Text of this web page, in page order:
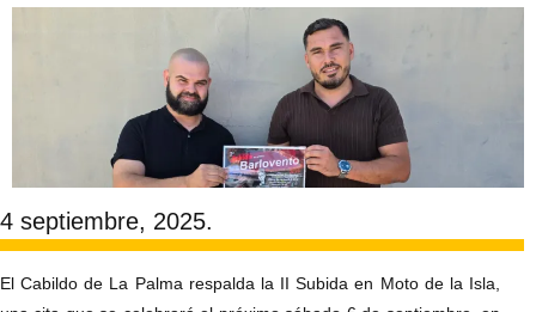
4 septiembre, 2025.
El Cabildo de La Palma respalda la II Subida en Moto de la Isla,